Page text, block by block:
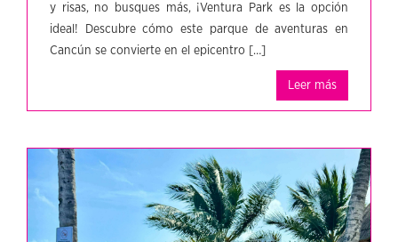
y risas, no busques más, ¡Ventura Park es la opción
ideal! Descubre cómo este parque de aventuras en
Cancún se convierte en el epicentro […]
Leer más